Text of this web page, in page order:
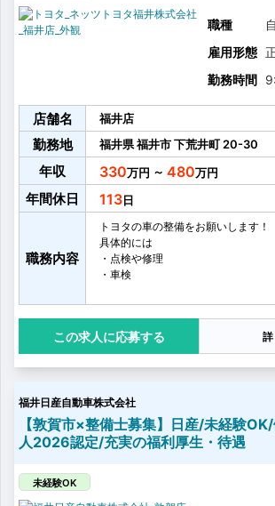
職種
雇用形態
勤務時間
店舗名 福井店
勤務地 福井県福井市下荒井町 20-30
年収 330 ～ 480
年間休日 113
職務内容
トヨタの車の整備をお願いします！
具体的には
・点検や修理
・車検
・タイヤ交換
・お客様へ整備内容のご説明 など
お客さまに心から満足していただけ
スを提供するために、
営業、フロアアテンダント、サービ
しっかり連携をとることを大事にし
多いときでは、1台に3名のチーム
点検整備を行います！
応募する
福井日産自動車株式会社
【敦賀市×整備士募集】日産/未経験
人2026認定/充実の福利厚生・待遇
未経験OK